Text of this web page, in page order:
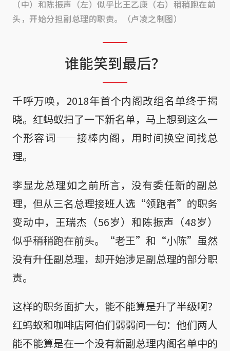
（中）和陈振声（左）似乎比王乙康（右）稍稍跑在前
头，开始分担副总理的职责。（卢凌之制图）
谁能笑到最后？
千呼万唤，2018年首个内阁改组名单终于揭
晓。红蚂蚁扫了一下新名单，马上想到这么一
个形容词——接棒内阁，用时间换空间找总
理。
李显龙总理如之前所言，没有委任新的副总
理，但从三名总理接班人选“领跑者”的职务
变动中，王瑞杰（56岁）和陈振声（48岁）
似乎稍稍跑在前头。“老王”和“小陈”虽然
没有升任副总理，却开始涉足副总理的部分职
责。
这样的职务面扩大，能不能算是升了半级啊？
红蚂蚁和咖啡店阿伯们弱弱问一句：他们两人
能不能算是在一个没有新副总理内阁名单中的